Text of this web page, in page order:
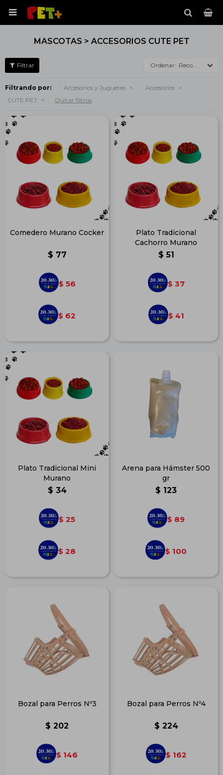

MASCOTAS > ACCESORIOS CUTE PET
Recomendados
Filtrando por: Accesorios y Juguetes
Accesorios
CUTE PET
Quitar filtros
Comedero Murano Cocker
$ 77
$ 56
$ 62
Plato Tradicional
Cachorro Murano
$ 51
$ 37
$ 41
Plato Tradicional Mini
Murano
$ 34
$ 25
$ 28
Arena para Hámster 500
gr
$ 123
$ 89
$ 100
Bozal para Perros Nº3
$ 202
$ 146
Bozal para Perros Nº4
$ 224
$ 162